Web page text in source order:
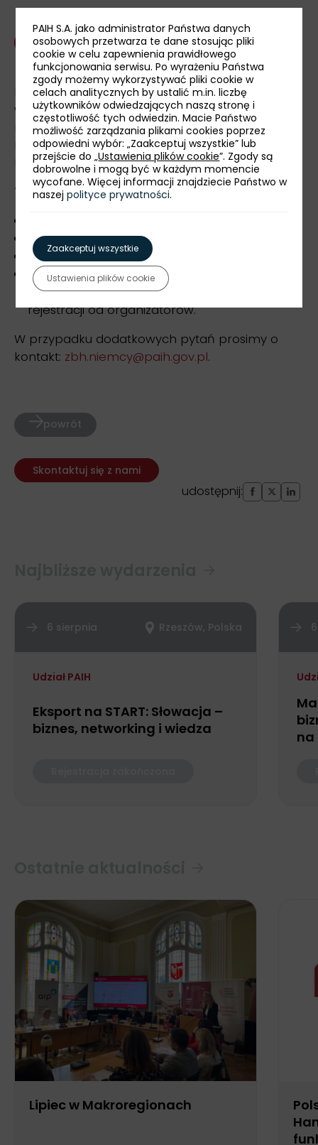
Agenda
Dzień wcześniej, 8 czerwca, uczestnicy
wydarzenia spotkają się podczas wieczornego
networkingu w International Club na terenie
Federalnego Ministerstwa Spraw Zagranicznych
Niemiec.
The Platform | Dena »
Udział w wydarzeniu jest bezpłatny.
Rejestracja onlinetrwa do 4 czerwca 2026 r.
Liczba miejsc jest ograniczona. Udział możliwy
wyłącznie po otrzymaniu potwierdzenia
rejestracji od organizatorów.
W przypadku dodatkowych pytań prosimy o
kontakt: zbh.niemcy@paih.gov.pl.
powrót
Skontaktuj się z nami
udostępnij:
6 sierpnia Rzeszów, Polska
Udział PAIH
Eksport na START: Słowacja –
biznes, networking i wiedza
na
Lipiec w Makroregionach
PAIH S.A. jako administrator Państwa danych
osobowych przetwarza te dane stosując pliki
cookie w celu zapewnienia prawidłowego
funkcjonowania serwisu. Po wyrażeniu Państwa
zgody możemy wykorzystywać pliki cookie w
celach analitycznych by ustalić m.in. liczbę
użytkowników odwiedzających naszą stronę i
częstotliwość tych odwiedzin. Macie Państwo
możliwość zarządzania plikami cookies poprzez
odpowiedni wybór: „Zaakceptuj wszystkie” lub
przejście do „Ustawienia plików cookie”. Zgody są
dobrowolne i mogą być w każdym momencie
wycofane. Więcej informacji znajdziecie Państwo w
naszejpolityce prywatności.
Zaakceptuj wszystkie
Ustawienia plików cookie